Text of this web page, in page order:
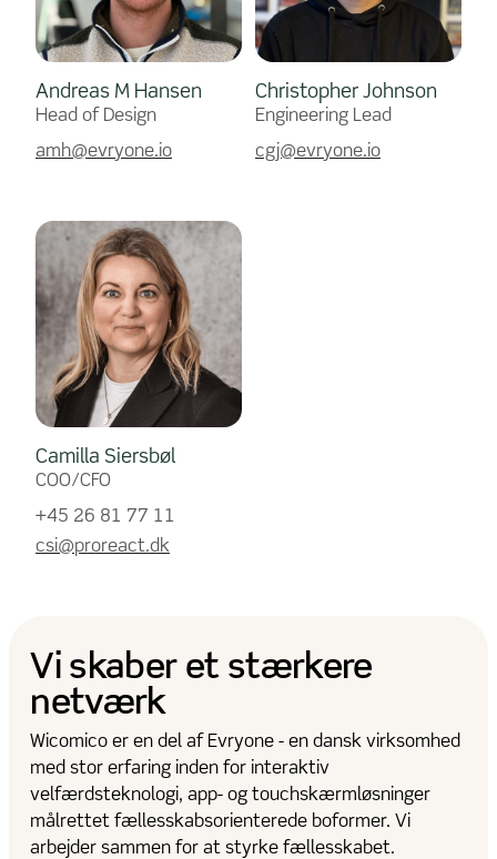
Andreas M Hansen
Head of Design
amh@evryone.io
Christopher Johnson
Engineering Lead
cgj@evryone.io
Camilla Siersbøl
COO/CFO
+45 26 81 77 11
csi@proreact.dk
Vi skaber et stærkere
netværk
Wicomico er en del af Evryone - en dansk virksomhed
med stor erfaring inden for interaktiv
velfærdsteknologi, app- og touchskærmløsninger
målrettet fællesskabsorienterede boformer. Vi
arbejder sammen for at styrke fællesskabet.